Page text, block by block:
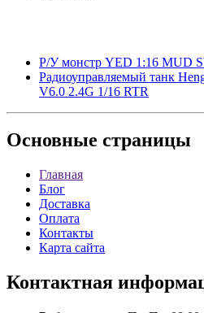
Р/У монстр YED 1:16 MUD
Радиоуправляемый танк
V6.0 2.4G 1/16 RTR
Основные страницы
Главная
Блог
Доставка
Оплата
Контакты
Карта сайта
Контактная